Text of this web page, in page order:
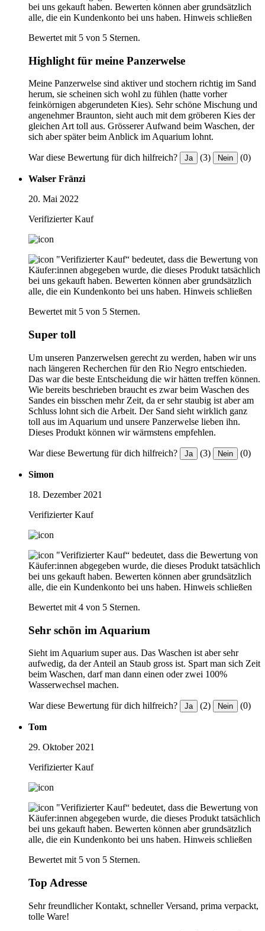
bei uns gekauft haben. Bewerten können aber grundsätzlich
alle, die ein Kundenkonto bei uns haben. Hinweis schließen
Bewertet mit 5 von 5 Sternen.
Highlight für meine Panzerwelse
Meine Panzerwelse sind aktiver und stochern richtig im Sand
herum, sie scheinen sich wohl zu fühlen (hatte vorher
feinkörnigen abgerundeten Kies). Sehr schöne Mischung und
angenehmer Braunton, sieht auch mit dem gröberen Kies der
gleichen Art toll aus. Grösserer Aufwand beim Waschen, der
sich aber später beim Anblick im Aquarium lohnt.
War diese Bewertung für dich hilfreich? Ja (3) Nein (0)
Walser Fränzi
20. Mai 2022
Verifizierter Kauf
"Verifizierter Kauf“ bedeutet, dass die Bewertung von
Käufer:innen abgegeben wurde, die dieses Produkt tatsächlich
bei uns gekauft haben. Bewerten können aber grundsätzlich
alle, die ein Kundenkonto bei uns haben. Hinweis schließen
Bewertet mit 5 von 5 Sternen.
Super toll
Um unseren Panzerwelsen gerecht zu werden, haben wir uns
nach längeren Recherchen für den Rio Negro entschieden.
Das war die beste Entscheidung die wir hätten treffen können.
Wie bereits beschrieben braucht es zwar beim Waschen des
Sandes ein bisschen mehr Zeit, da er sehr staubig ist aber am
Schluss lohnt sich die Arbeit. Der Sand sieht wirklich ganz
toll aus im Aquarium und unsere Panzerwelse lieben ihn.
Dieses Produkt können wir wärmstens empfehlen.
War diese Bewertung für dich hilfreich? Ja (3) Nein (0)
Simon
18. Dezember 2021
Verifizierter Kauf
"Verifizierter Kauf“ bedeutet, dass die Bewertung von
Käufer:innen abgegeben wurde, die dieses Produkt tatsächlich
bei uns gekauft haben. Bewerten können aber grundsätzlich
alle, die ein Kundenkonto bei uns haben. Hinweis schließen
Bewertet mit 4 von 5 Sternen.
Sehr schön im Aquarium
Sieht im Aquarium super aus. Das Waschen ist aber sehr
aufwedig, da der Anteil an Staub gross ist. Spart man sich Zeit
beim Waschen, darf man dann einen oder zwei 100%
Wasserwechsel machen.
War diese Bewertung für dich hilfreich? Ja (2) Nein (0)
Tom
29. Oktober 2021
Verifizierter Kauf
"Verifizierter Kauf“ bedeutet, dass die Bewertung von
Käufer:innen abgegeben wurde, die dieses Produkt tatsächlich
bei uns gekauft haben. Bewerten können aber grundsätzlich
alle, die ein Kundenkonto bei uns haben. Hinweis schließen
Bewertet mit 5 von 5 Sternen.
Top Adresse
Sehr freundlicher Kontakt, schneller Versand, prima verpackt,
tolle Ware!